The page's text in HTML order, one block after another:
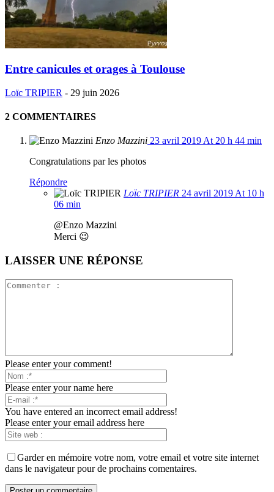
Entre canicules et orages à Toulouse
Loïc TRIPIER - 29 juin 2026
2 COMMENTAIRES
Enzo Mazzini 23 avril 2019 At 20 h 44 min
Congratulations par les photos
Répondre
Loïc TRIPIER 24 avril 2019 At 10 h
06 min
@Enzo Mazzini
Merci 😉
LAISSER UNE RÉPONSE
Please enter your comment!
Please enter your name here
You have entered an incorrect email address!
Please enter your email address here
Garder en mémoire votre nom, votre email et votre site internet
dans le navigateur pour de prochains comentaires.